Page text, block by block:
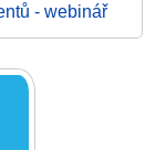
- webinář